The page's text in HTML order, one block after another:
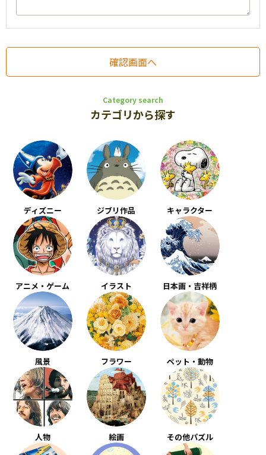
Category search
カテゴリから探す
ディズニー ジブリ作品 キャラクター
アニメ・ゲーム イラスト 日本画・吉祥柄
風景 フラワー ペット・動物
人物 絵画 その他パズル